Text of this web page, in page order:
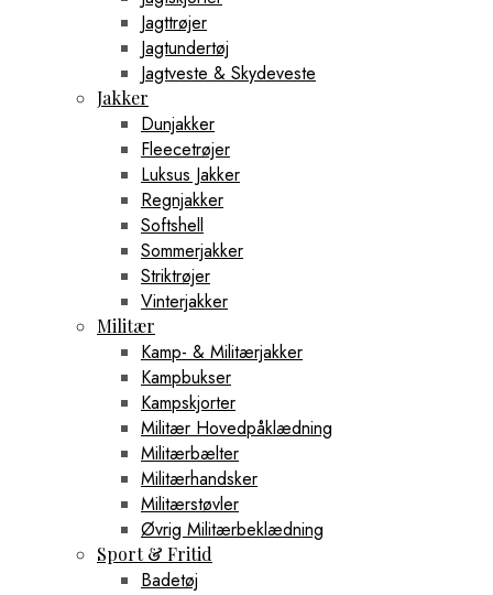
Jagttrøjer
Jagtundertøj
Jagtveste & Skydeveste
Jakker
Dunjakker
Fleecetrøjer
Luksus Jakker
Regnjakker
Softshell
Sommerjakker
Striktrøjer
Vinterjakker
Militær
Kamp- & Militærjakker
Kampbukser
Kampskjorter
Militær Hovedpåklædning
Militærbælter
Militærhandsker
Militærstøvler
Øvrig Militærbeklædning
Sport & Fritid
Badetøj